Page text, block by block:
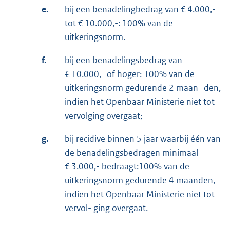
e.
bij een benadelingbedrag van € 4.000,-
tot € 10.000,-: 100% van de
uitkeringsnorm.
f.
bij een benadelingsbedrag van
€ 10.000,- of hoger: 100% van de
uitkeringsnorm gedurende 2 maan- den,
indien het Openbaar Ministerie niet tot
vervolging overgaat;
g.
bij recidive binnen 5 jaar waarbij één van
de benadelingsbedragen minimaal
€ 3.000,- bedraagt:100% van de
uitkeringsnorm gedurende 4 maanden,
indien het Openbaar Ministerie niet tot
vervol- ging overgaat.